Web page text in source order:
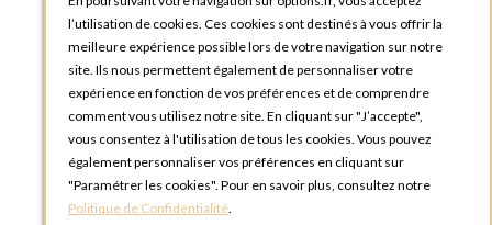
Rue du Clos Tellier
76800 Saint-Etienne-du-Rouvray
FRANCE
Téléphone :+33 2 35 08 38 53
OPTIONS TOULOUSE
6 rue Gaye Marie, ZAC de Saint-Martin du Touch
31300 Toulouse
FRANCE
l’utilisation de cookies. Ces cookies sont destinés à vous offrir la
meilleure expérience possible lors de votre navigation sur notre
site. Ils nous permettent également de personnaliser votre
expérience en fonction de vos préférences et de comprendre
comment vous utilisez notre site. En cliquant sur "J’accepte",
vous consentez à l'utilisation de tous les cookies. Vous pouvez
également personnaliser vos préférences en cliquant sur
"Paramétrer les cookies". Pour en savoir plus, consultez notre
Politique de Confidentialité.